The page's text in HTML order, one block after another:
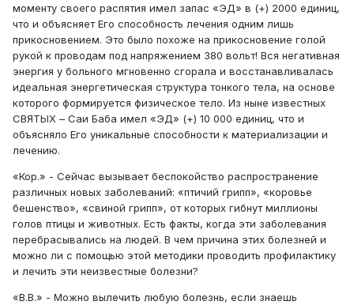
моменту своего распятия имел запас «ЭД» в (+) 2000 единиц,
что и объясняет Его способность лечения одним лишь
прикосновением. Это было похоже на прикосновение голой
рукой к проводам под напряжением 380 вольт! Вся негативная
энергия у больного мгновенно сгорала и восстанавливалась
идеальная энергетическая структура тонкого тела, на основе
которого формируется физическое тело. Из ныне известных
СВЯТЫХ – Саи Баба имел «ЭД» (+) 10 000 единиц, что и
объясняло Его уникальные способности к материализации и
лечению.
«Кор.» - Сейчас вызывает беспокойство распространение
различных новых заболеваний: «птичий грипп», «коровье
бешенство», «свиной грипп», от которых гибнут миллионы
голов птицы и животных. Есть факты, когда эти заболевания
перебрасывались на людей. В чем причина этих болезней и
можно ли с помощью этой методики проводить профилактику
и лечить эти неизвестные болезни?
«В.В.» - Можно вылечить любую болезнь, если знаешь